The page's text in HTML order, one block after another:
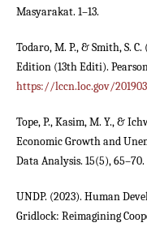
Masyarakat. 1–13.
Todaro, M. P., & Smith, S.
Edition (13th Editi).
https://lccn.loc.gov/
Tope, P., Kasim, M. Y., &
Economic Growth and
Data Analysis. 15(5), 65–70.
UNDP. (2023). Human
Gridlock: Reimagining